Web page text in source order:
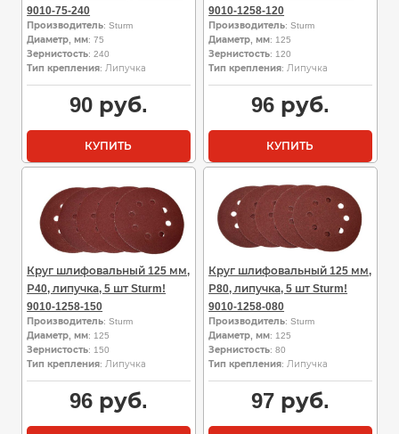
9010-75-240
Производитель: Sturm
Диаметр, мм: 75
Зернистость: 240
Тип крепления: Липучка
90руб.
КУПИТЬ
9010-1258-120
Производитель: Sturm
Диаметр, мм: 125
Зернистость: 120
Тип крепления: Липучка
96руб.
КУПИТЬ
Круг шлифовальный 125 мм,
Р40, липучка, 5 шт Sturm!
9010-1258-150
Производитель: Sturm
Диаметр, мм: 125
Зернистость: 150
Тип крепления: Липучка
96руб.
Круг шлифовальный 125 мм,
Р80, липучка, 5 шт Sturm!
9010-1258-080
Производитель: Sturm
Диаметр, мм: 125
Зернистость: 80
Тип крепления: Липучка
97руб.